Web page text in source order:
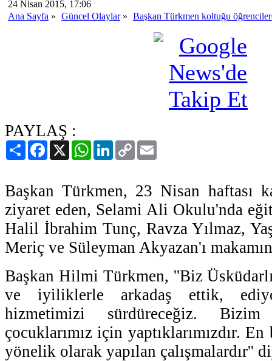
24 Nisan 2015, 17:06
Ana Sayfa » Güncel Olaylar» Başkan Türkmen koltuğu
PAYLAŞ :
PaylaşFacebook
X WhatsAppLinkedIn
Copy
Link
Başkan Türkmen, 23 Nisan haftası
ziyaret eden, Selami Ali Okulu'nda
Halil İbrahim Tunç, Ravza Yılmaz,
Meriç ve Süleyman Akyazan'ı
Başkan Hilmi Türkmen, ''Biz
ve iyiliklerle arkadaş ettik,
hizmetimizi sürdüreceğiz.
çocuklarımız için yaptıklarımızdır.
yönelik olarak yapılan çalışmalardır''